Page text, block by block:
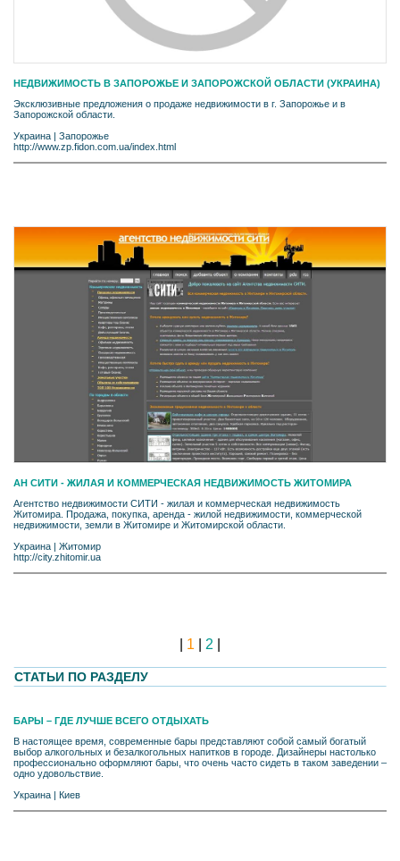
НЕДВИЖИМОСТЬ В ЗАПОРОЖЬЕ И ЗАПОРОЖСКОЙ ОБЛАСТИ (УКРАИНА)
Эксклюзивные предложения о продаже недвижимости в г. Запорожье и в
Запорожской области.
Украина | Запорожье
http://www.zp.fidon.com.ua/index.html
АН СИТИ - ЖИЛАЯ И КОММЕРЧЕСКАЯ НЕДВИЖИМОСТЬ ЖИТОМИРА
Агентство недвижимости СИТИ - жилая и коммерческая недвижимость
Житомира. Продажа, покупка, аренда - жилой недвижимости, коммерческой
недвижимости, земли в Житомире и Житомирской области.
Украина | Житомир
http://city.zhitomir.ua
1 2
СТАТЬИ ПО РАЗДЕЛУ
БАРЫ – ГДЕ ЛУЧШЕ ВСЕГО ОТДЫХАТЬ
В настоящее время, современные бары представляют собой самый богатый
выбор алкогольных и безалкогольных напитков в городе. Дизайнеры настолько
профессионально оформляют бары, что очень часто сидеть в таком заведении –
одно удовольствие.
Украина | Киев